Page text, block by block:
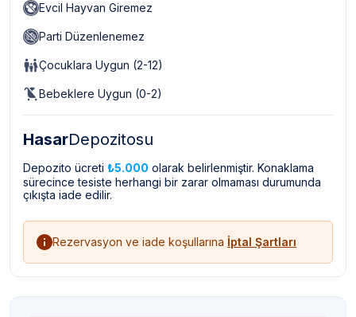
Evcil Hayvan Giremez
Parti Düzenlenemez
Çocuklara Uygun (2-12)
Bebeklere Uygun (0-2)
HasarDepozitosu
Depozito ücreti ₺5.000 olarak belirlenmiştir. Konaklama
sürecince tesiste herhangi bir zarar olmaması durumunda
çıkışta iade edilir.
Rezervasyon ve iade koşullarına İptal Şartları